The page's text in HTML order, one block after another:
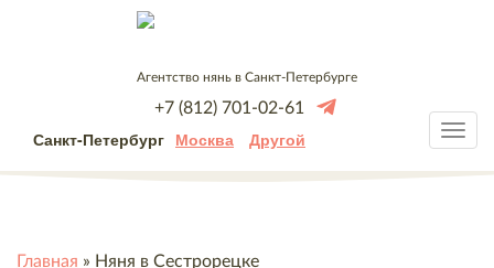
Агентство нянь в Санкт-Петербурге
+7 (812) 701-02-61
Санкт-Петербург Москва Другой
Главная » Няня в Сестрорецке